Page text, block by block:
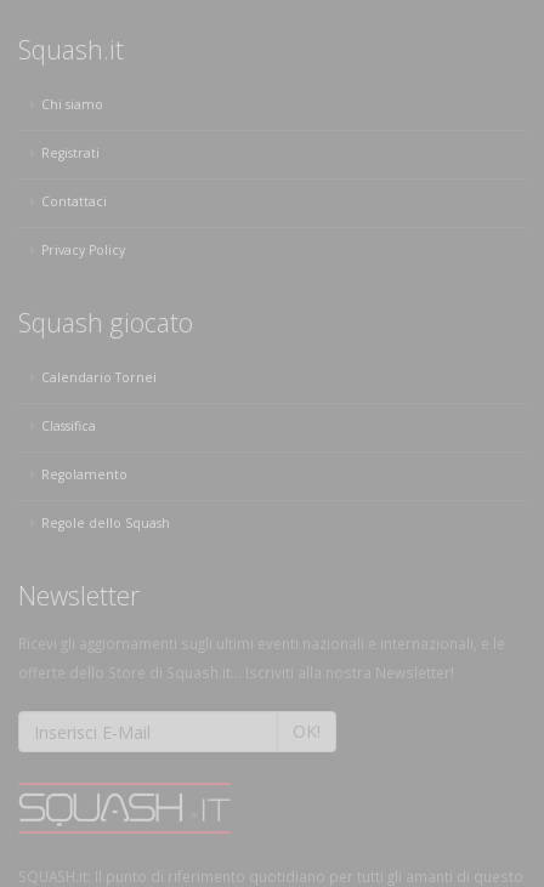
Squash.it
Chi siamo
Registrati
Contattaci
Privacy Policy
Squash giocato
Calendario Tornei
Classifica
Regolamento
Regole dello Squash
Newsletter
Ricevi gli aggiornamenti sugli ultimi eventi nazionali e internazionali, e le
offerte dello Store di Squash.it... Iscriviti alla nostra Newsletter!
OK!
SQUASH.it: Il punto di riferimento quotidiano per tutti gli amanti di questo